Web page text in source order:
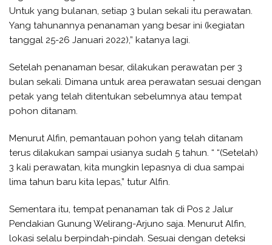
Untuk yang bulanan, setiap 3 bulan sekali itu perawatan.
Yang tahunannya penanaman yang besar ini (kegiatan
tanggal 25-26 Januari 2022),” katanya lagi.
Setelah penanaman besar, dilakukan perawatan per 3
bulan sekali. Dimana untuk area perawatan sesuai dengan
petak yang telah ditentukan sebelumnya atau tempat
pohon ditanam.
Menurut Alfin, pemantauan pohon yang telah ditanam
terus dilakukan sampai usianya sudah 5 tahun. “ “(Setelah)
3 kali perawatan, kita mungkin lepasnya di dua sampai
lima tahun baru kita lepas,” tutur Alfin.
Sementara itu, tempat penanaman tak di Pos 2 Jalur
Pendakian Gunung Welirang-Arjuno saja. Menurut Alfin,
lokasi selalu berpindah-pindah. Sesuai dengan deteksi